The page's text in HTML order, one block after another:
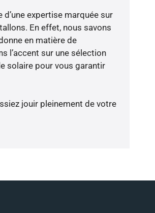
expertise marquée sur
En effet, nous savons
en matière de
l’accent sur une sélection
solaire pour vous garantir
jouir pleinement de votre